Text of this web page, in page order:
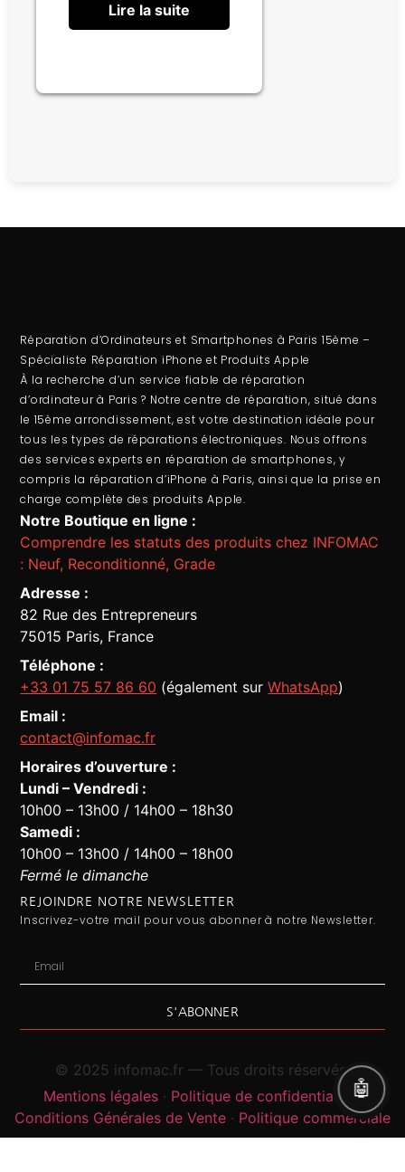
Lire la suite
Réparation d’Ordinateurs et Smartphones à Paris 15ème –
Spécialiste Réparation iPhone et Produits Apple
À la recherche d’un service fiable de réparation
d’ordinateurà Paris ? Notre centre de réparation, situé dans
le 15ème arrondissement, est votre destination idéale pour
tous les types de réparations électroniques. Nous offrons
des services experts en réparation de smartphones, y
compris la réparation d’iPhone à Paris, ainsi que la prise en
charge complète des produits Apple.
Notre Boutique en ligne :
Comprendre les statuts des produits chez INFOMAC
: Neuf, Reconditionné, Grade
Adresse :
82 Rue des Entrepreneurs
75015 Paris, France
Téléphone :
+33 01 75 57 86 60 (également surWhatsApp)
Email :
contact@infomac.fr
Horaires d’ouverture :
Lundi – Vendredi :
10h00 – 13h00 / 14h00 – 18h30
Samedi :
10h00 – 13h00 / 14h00 – 18h00
Fermé le dimanche
REJOINDRE NOTRE NEWSLETTER
Inscrivez-votre mail pour vous abonner à notre Newsletter.
S'ABONNER
© 2025 infomac.fr — Tous droits réservés.
Mentions légales· Politique de confidentialité ·
Conditions Générales de Vente · Politique commerciale
Assistant Infomac